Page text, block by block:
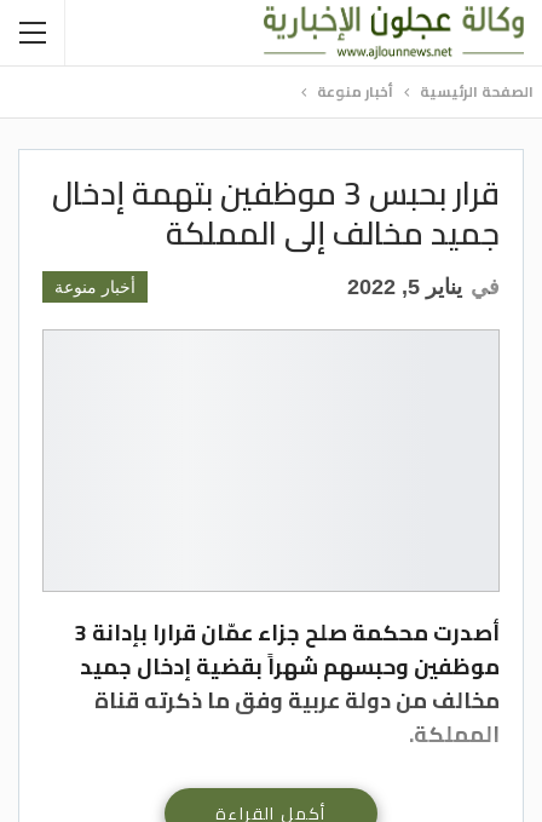
الصفحة الرئيسية أخبار منوعة
قرار بحبس 3 موظفين بتهمة إدخال
جميد مخالف إلى المملكة
أخبار منوعة في يناير 5, 2022
أصدرت محكمة صلح جزاء عمّان قرارا بإدانة 3
موظفين وحبسهم شهراً بقضية إدخال جميد
مخالف من دولة عربية وفق ما ذكرته قناة
المملكة.
أكمل القراءة